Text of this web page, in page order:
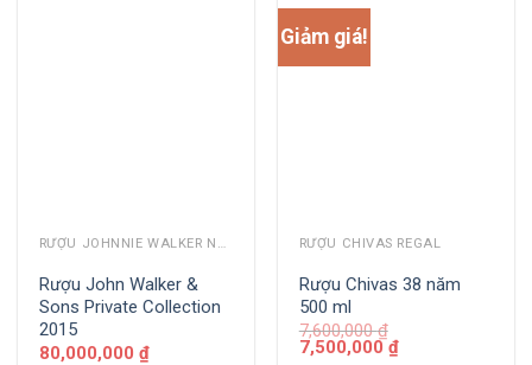
RƯỢU JOHNNIE WALKER NĂM CŨ
Rượu John Walker &
Sons Private Collection
2015
80,000,000 ₫
Giảm giá!
RƯỢU CHIVAS REGAL
Rượu Chivas 38 năm
500 ml
7,600,000₫
7,500,000₫